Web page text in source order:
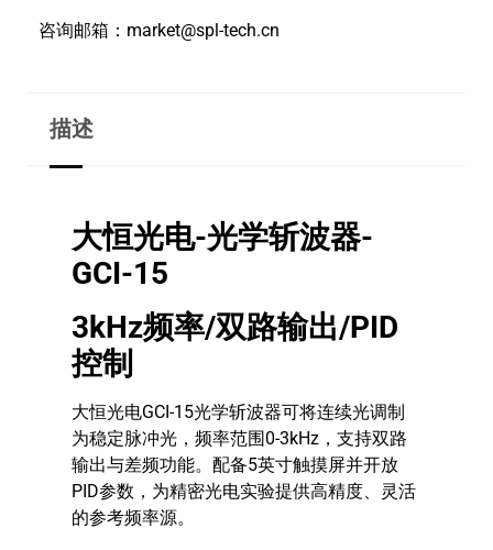
咨询邮箱：market@spl-tech.cn
描述
大恒光电-光学斩波器-
GCI-15
3kHz频率/双路输出/PID
控制
大恒光电GCI-15光学斩波器可将连续光调制
为稳定脉冲光，频率范围0-3kHz，支持双路
输出与差频功能。配备5英寸触摸屏并开放
PID参数，为精密光电实验提供高精度、灵活
的参考频率源。